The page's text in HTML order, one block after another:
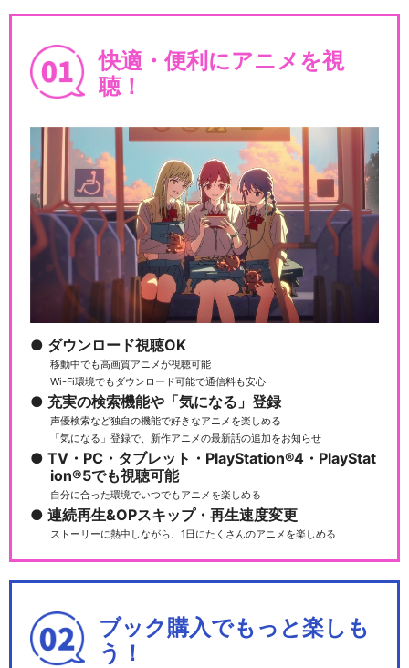
快適・便利にアニメを視
聴！
ダウンロード視聴OK
移動中でも高画質アニメが視聴可能
Wi-Fi環境でもダウンロード可能で通信料も安心
充実の検索機能や「気になる」登録
声優検索など独自の機能で好きなアニメを楽しめる
「気になる」登録で、新作アニメの最新話の追加をお知らせ
TV・PC・タブレット・PlayStation®4・PlayStat
ion®5でも視聴可能
自分に合った環境でいつでもアニメを楽しめる
連続再生&OPスキップ・再生速度変更
ストーリーに熱中しながら、1日にたくさんのアニメを楽しめる
ブック購入でもっと楽しも
う！